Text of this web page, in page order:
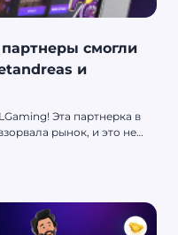
смогли
и
Эта партнерка в
рынок, и это не
которая разгоняет
на экосистеме: